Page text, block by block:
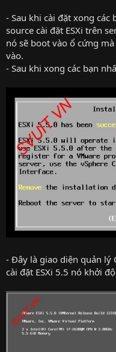
- Sau khi cài đặt xong các
source cài đặt ESXi trên
nó sẽ boot vào ổ cứng
vào.
- Sau khi xong các bạn
- Đây là giao diện quản lý
cài đặt ESXi 5.5 nó khởi